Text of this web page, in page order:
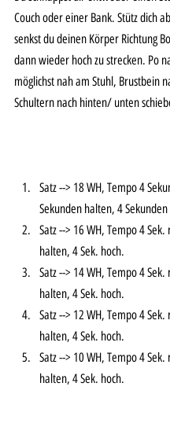
Couch oder einer Bank. Stütz dich
senkst du deinen Körper Richtung
dann wieder hoch zu strecken. Po
möglichst nah am Stuhl, Brustbein
Schultern nach hinten/ unten
Satz --> 18 WH, Tempo 4
Sekunden halten, 4 Sekunden
Satz --> 16 WH, Tempo 4
halten, 4 Sek. hoch.
Satz --> 14 WH, Tempo 4
halten, 4 Sek. hoch.
Satz --> 12 WH, Tempo 4
halten, 4 Sek. hoch.
Satz --> 10 WH, Tempo 4
halten, 4 Sek. hoch.